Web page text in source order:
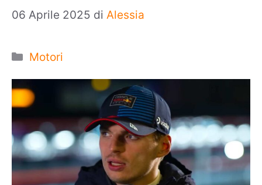
06 Aprile 2025 di Alessia
Categorie
Motori